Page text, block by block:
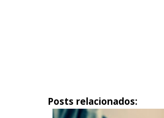
Posts relacionados: